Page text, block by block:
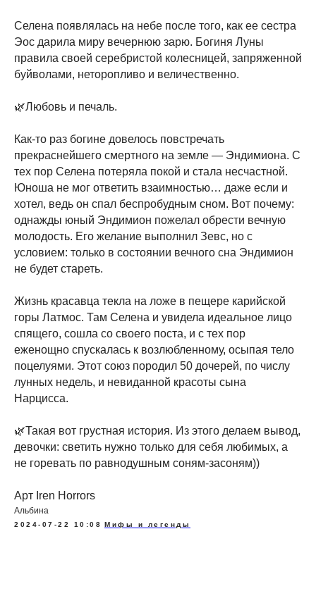
Селена появлялась на небе после того, как ее сестра
Эос дарила миру вечернюю зарю. Богиня Луны
правила своей серебристой колесницей, запряженной
буйволами, неторопливо и величественно.
🌿Любовь и печаль.
Как-то раз богине довелось повстречать
прекраснейшего смертного на земле — Эндимиона. С
тех пор Селена потеряла покой и стала несчастной.
Юноша не мог ответить взаимностью… даже если и
хотел, ведь он спал беспробудным сном. Вот почему:
однажды юный Эндимион пожелал обрести вечную
молодость. Его желание выполнил Зевс, но с
условием: только в состоянии вечного сна Эндимион
не будет стареть.
Жизнь красавца текла на ложе в пещере карийской
горы Латмос. Там Селена и увидела идеальное лицо
спящего, сошла со своего поста, и с тех пор
еженощно спускалась к возлюбленному, осыпая тело
поцелуями. Этот союз породил 50 дочерей, по числу
лунных недель, и невиданной красоты сына
Нарцисса.
🌿Такая вот грустная история. Из этого делаем вывод,
девочки: светить нужно только для себя любимых, а
не горевать по равнодушным соням-засоням))
Арт Iren Horrors
Альбина
2024-07-22 10:08 Мифы и легенды